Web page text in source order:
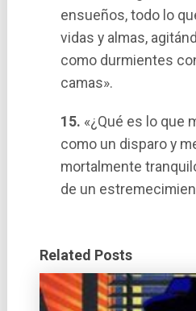
ensueños, todo lo
vidas y almas,
como durmientes
camas».
15. «¿Qué es lo que
como un disparo y
mortalmente
de un
Related Posts